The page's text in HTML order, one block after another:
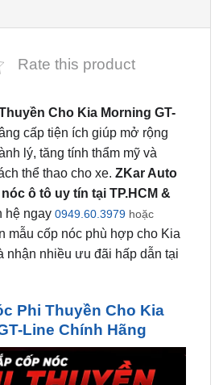
Cho Kia Morning GT-
lý, tăng tính thẩm mỹ và
thể thao cho xe.ZKar Auto
ô tô uy tín tại TP.HCM &
hệ ngay0949.60.3979hoặc
cốp nóc phù hợp cho Kia
nhận nhiều ưu đãi hấp dẫn tại
Phi Thuyền Cho Kia